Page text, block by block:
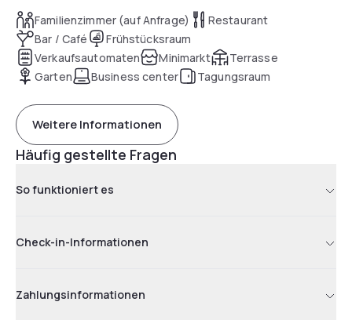
wohlverdientes lokales Bier genießen. Genießen Sie am
nächsten Morgen ein luxuriöses Frühstücksbüfett,
bewertet mit 7,7 von 10 Punkten.
Familienzimmer (auf Anfrage)
Restaurant
Bar / Café
Frühstücksraum
Verkaufsautomaten
Minimarkt
Terrasse
Garten
Business center Tagungsraum
Weitere Informationen
Häufig gestellte Fragen
So funktioniert es
Check-in-Informationen
Zahlungsinformationen